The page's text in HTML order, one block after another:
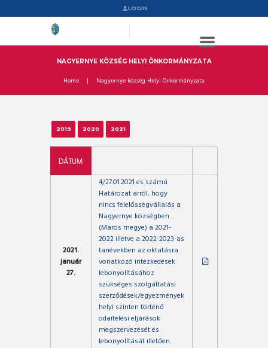
LOGIN
NAGYERNYE KÖZSÉG HELYI ÖNKORMÁNYZATA
Home Nagyernye község Helyi Önkormányzata
2019 2020 2021
DÁTUM
2021.
január
27.
4/27.01.2021 es számú
Határozat arról, hogy
nincs felelősségvállalás a
Nagyernye községben
(Maros megye) a 2021-
2022 illetve a 2022-2023-as
tanévekben az oktatásra
vonatkozó intézkedések
lebonyolításához
szükséges szolgáltatási
szerződések/egyezmények
helyi szinten történő
odaítélési eljárások
megszervezését és
lebonyolítását illetően.